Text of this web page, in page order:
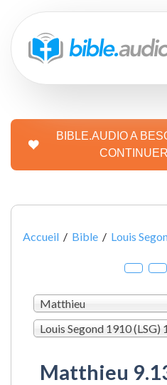
BIBLE.AUDIO A
Accueil / Bible / Louis
Matthieu
Louis Segond 1910 (LSG)
Matthieu